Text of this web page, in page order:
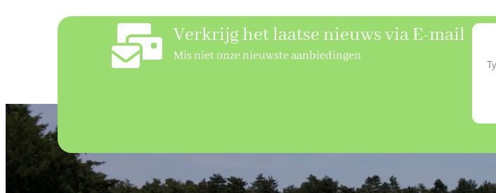
Verkrijg het laatse nieuws via E-mail
Mis niet onze nieuwste aanbiedingen